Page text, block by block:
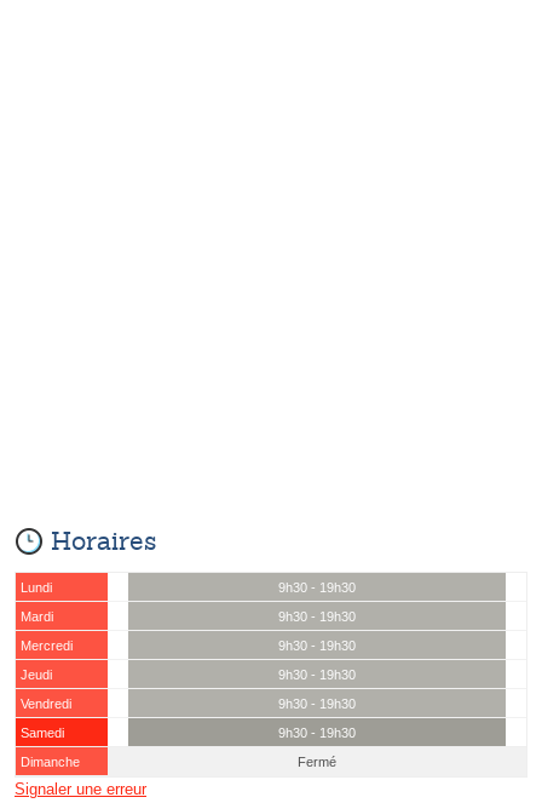
Horaires
Lundi
9h30 - 19h30
Mardi
9h30 - 19h30
Mercredi
9h30 - 19h30
Jeudi
9h30 - 19h30
Vendredi
9h30 - 19h30
Samedi
9h30 - 19h30
Dimanche
Fermé
Signaler une erreur